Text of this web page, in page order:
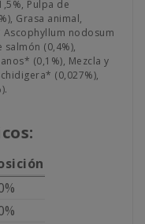
Pulpa de
Grasa animal,
Ascophyllum nodosum
salmón (0,4%),
(0,1%), Mezcla y
(0,027%),